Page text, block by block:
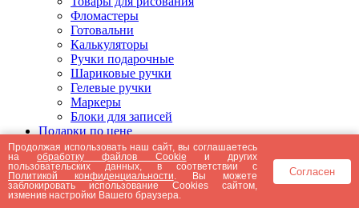
Фломастеры
Готовальни
Калькуляторы
Ручки подарочные
Шариковые ручки
Гелевые ручки
Маркеры
Блоки для записей
Подарки по цене
Подарки от 5000 рублей
Подарки до 5000 рублей
Подарки до 3000 рублей
Подарки до 2000 рублей
Подарки до 1000 рублей
Продолжая использовать наш сайт, вы соглашаетесь
наобработку файлов Cookie и других
пользовательских данных, в соответствии с
Политикой конфиденциальности . Вы можете
заблокировать использование Cookies сайтом,
изменив настройки Вашего браузера.
Согласен